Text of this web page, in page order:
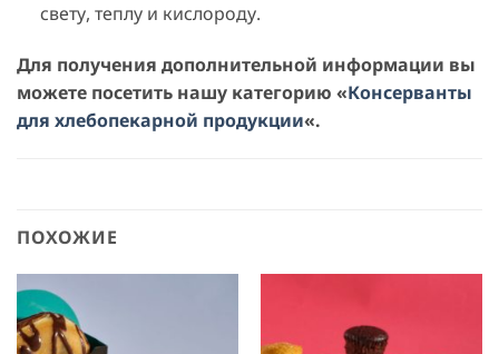
свету, теплу и кислороду.
Для получения дополнительной информации вы
можете посетить нашу категорию «Консерванты
для хлебопекарной продукции«.
ПОХОЖИЕ